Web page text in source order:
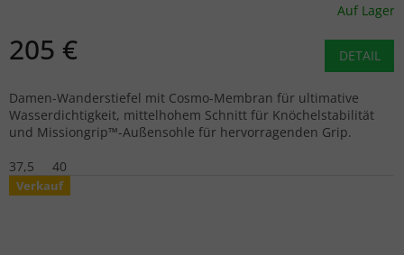
Auf Lager
205 € DETAIL
Damen-Wanderstiefel mit Cosmo-Membran für ultimative
Wasserdichtigkeit, mittelhohem Schnitt für Knöchelstabilität
und Missiongrip™-Außensohle für hervorragenden Grip.
37,5
40
Verkauf